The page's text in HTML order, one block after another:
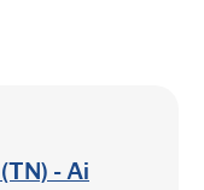
- Ai